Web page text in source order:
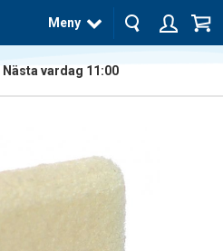
Meny
Nästa vardag 11:00